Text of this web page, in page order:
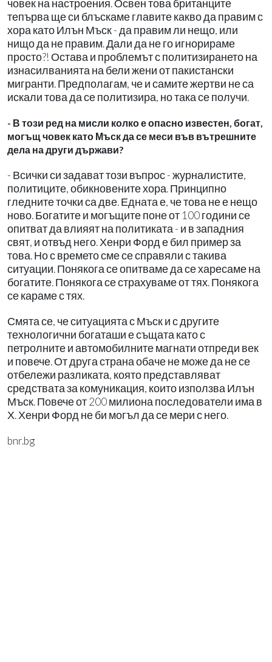
човек на настроения. Освен това британците
тепърва ще си блъскаме главите какво да правим с
хора като Илън Мъск - да правим ли нещо, или
нищо да не правим. Дали да не го игнорираме
просто?! Остава и проблемът с политизирането на
изнасилванията на бели жени от пакистански
мигранти. Предполагам, че и самите жертви не са
искали това да се политизира, но така се получи.
- В този ред на мисли колко е опасно известен, богат,
могъщ човек като Мъск да се меси във вътрешните
дела на други държави?
- Всички си задават този въпрос - журналистите,
политиците, обикновените хора. Принципно
гледните точки са две. Едната е, че това не е нещо
ново. Богатите и могъщите поне от 100 години се
опитват да влияят на политиката - и в западния
свят, и отвъд него. Хенри Форд е бил пример за
това. Но с времето сме се справяли с такива
ситуации. Понякога се опитваме да се харесаме на
богатите. Понякога се страхуваме от тях. Понякога
се караме с тях.
Смята се, че ситуацията с Мъск и с другите
технологични богаташи е същата като с
петролните и автомобилните магнати отпреди век
и повече. От друга страна обаче не може да не се
отбележи разликата, която представляват
средствата за комуникация, които използва Илън
Мъск. Повече от 200 милиона последователи има в
Х. Хенри Форд не би могъл да се мери с него.
bnr.bg